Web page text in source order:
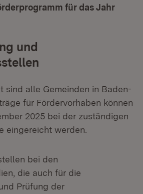
für das Jahr
und
sind alle Gemeinden in Baden-
für Fördervorhaben können
2025 bei der zuständigen
eingereicht werden.
bei den
die auch für die
Prüfung der